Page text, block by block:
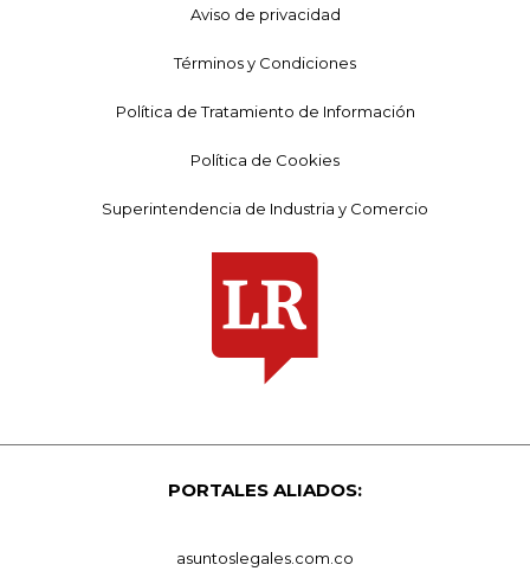
Aviso de privacidad
Términos y Condiciones
Política de Tratamiento de Información
Política de Cookies
Superintendencia de Industria y Comercio
PORTALES ALIADOS:
asuntoslegales.com.co